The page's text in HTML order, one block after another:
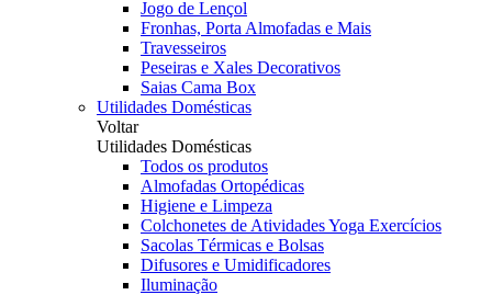
Jogo de Lençol
Fronhas, Porta Almofadas e Mais
Travesseiros
Peseiras e Xales Decorativos
Saias Cama Box
Utilidades Domésticas
Voltar
Utilidades Domésticas
Todos os produtos
Almofadas Ortopédicas
Higiene e Limpeza
Colchonetes de Atividades Yoga Exercícios
Sacolas Térmicas e Bolsas
Difusores e Umidificadores
Iluminação